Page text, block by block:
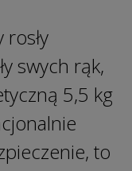
swych rąk,
5,5 kg
to